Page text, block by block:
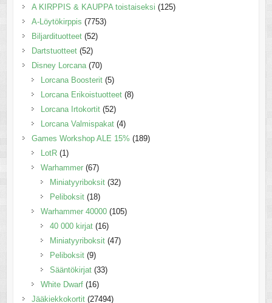
A KIRPPIS & KAUPPA toistaiseksi (125)
A-Löytökirppis (7753)
Biljardituotteet (52)
Dartstuotteet (52)
Disney Lorcana (70)
Lorcana Boosterit (5)
Lorcana Erikoistuotteet (8)
Lorcana Irtokortit (52)
Lorcana Valmispakat (4)
Games Workshop ALE 15% (189)
LotR (1)
Warhammer (67)
Miniatyyriboksit (32)
Peliboksit (18)
Warhammer 40000 (105)
40 000 kirjat (16)
Miniatyyriboksit (47)
Peliboksit (9)
Sääntökirjat (33)
White Dwarf (16)
Jääkiekkokortit (27494)